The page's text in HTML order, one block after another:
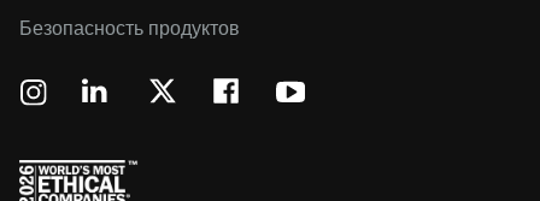
Безопасность продуктов